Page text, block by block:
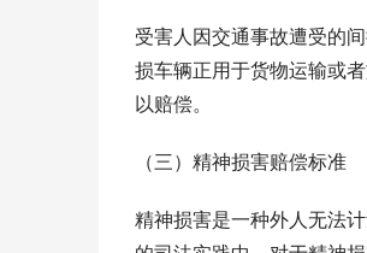
受害人因交通事故遭受的
损车辆正用于货物运输或
以赔偿。
（三）精神损害赔偿标准
精神损害是一种外人无法